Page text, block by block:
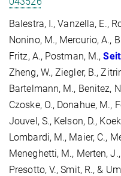
Balestra, I., Vanzella, E.,
Nonino, M., Mercurio, A.,
Fritz, A., Postman, M.,
Zheng, W., Ziegler, B.,
Bartelmann, M., Benitez,
Czoske, O., Donahue, M.,
Jouvel, S., Kelson, D.,
Lombardi, M., Maier, C.,
Meneghetti, M., Merten,
Presotto, V., Smit, R., &